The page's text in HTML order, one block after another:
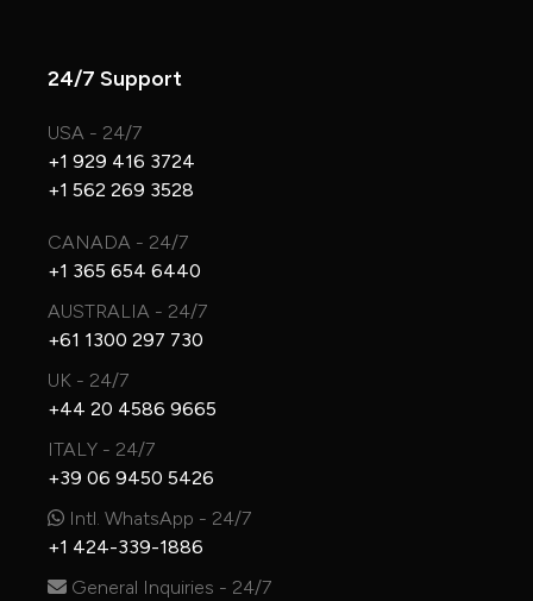
24/7 Support
USA - 24/7
+1 929 416 3724
+1 562 269 3528
CANADA - 24/7
+1 365 654 6440
AUSTRALIA - 24/7
+61 1300 297 730
UK - 24/7
+44 20 4586 9665
ITALY - 24/7
+39 06 9450 5426
Intl. WhatsApp - 24/7
+1 424-339-1886
General Inquiries - 24/7